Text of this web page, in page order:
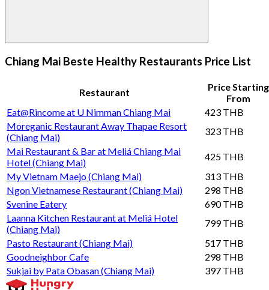
Chiang Mai Beste Healthy Restaurants Price List
Restaurant
Price Starting
From
Eat@Rincome at U Nimman Chiang Mai
423 THB
Moreganic Restaurant Away Thapae Resort
(Chiang Mai)
323 THB
Mai Restaurant & Bar at Meliá Chiang Mai
Hotel (Chiang Mai)
425 THB
My Vietnam Maejo (Chiang Mai)
313 THB
Ngon Vietnamese Restaurant (Chiang Mai)
298 THB
Svenine Eatery
690 THB
Laanna Kitchen Restaurant at Meliá Hotel
(Chiang Mai)
799 THB
Pasto Restaurant (Chiang Mai)
517 THB
Goodneighbor Cafe
298 THB
Sukjai by Pata Obasan (Chiang Mai)
397 THB